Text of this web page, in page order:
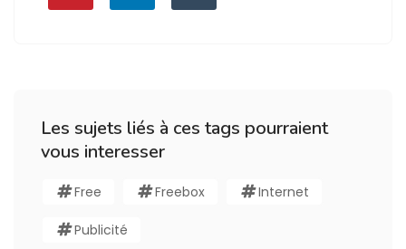
Les sujets liés à ces tags pourraient
vous interesser
Free Freebox Internet
Publicité